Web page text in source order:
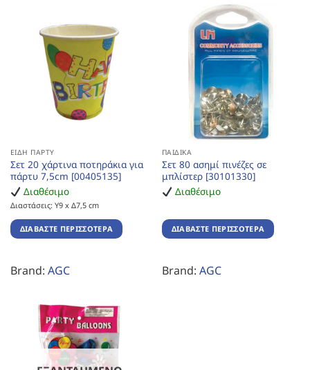
ΕΊΔΗ ΠΆΡΤΥ
Σετ 20 χάρτινα ποτηράκια για
πάρτυ 7,5cm [00405135]
Διαθέσιμο
Διαστάσεις: Υ9 x Δ7,5 cm
ΔΙΑΒΆΣΤΕ ΠΕΡΙΣΣΌΤΕΡΑ
Brand: AGC
ΠΑΙΔΙΚΆ
Σετ 80 ασημί πινέζες σε
μπλίστερ [30101330]
Διαθέσιμο
ΔΙΑΒΆΣΤΕ ΠΕΡΙΣΣΌΤΕΡΑ
Brand: AGC